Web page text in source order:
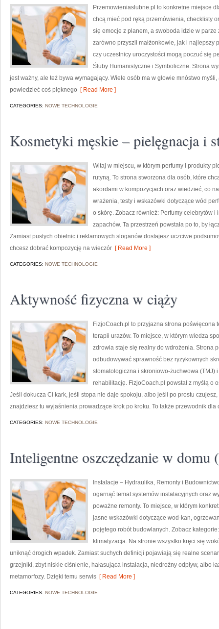
Przemowieniaslubne.pl to konkretne miejsce
chcą mieć pod ręką przemówienia, checklisty
się emocje z planem, a swoboda idzie w
zarówno przyszli małżonkowie, jak i najlepszy
czy uczestnicy uroczystości mogą poczuć się
Śluby Humanistyczne i Symboliczne. Strona
jest ważny, ale też bywa wymagający. Wiele osób ma w głowie mnóstwo
powiedzieć coś pięknego [ Read More ]
CATEGORIES: NOWE TECHNOLOGIE
Kosmetyki męskie – pielęgnacja i
Witaj w miejscu, w którym perfumy i produkty
rutyną. To strona stworzona dla osób, które
akordami w kompozycjach oraz wiedzieć, co
wrażenia, testy i wskazówki dotyczące wód
o skórę. Zobacz również: Perfumy celebrytów
zapachów. Ta przestrzeń powstała po to, by
Zamiast pustych obietnic i reklamowych sloganów dostajesz uczciwe
chcesz dobrać kompozycję na wieczór [ Read More ]
CATEGORIES: NOWE TECHNOLOGIE
Aktywność fizyczna w ciąży
FizjoCoach.pl to przyjazna strona
terapii urazów. To miejsce, w którym wiedza
zdrowia staje się realny do wdrożenia. Strona
odbudowywać sprawność bez ryzykownych
stomatologiczna i skroniowo-żuchwowa (TMJ)
rehabilitację. FizjoCoach.pl powstał z myślą o
Jeśli dokucza Ci kark, jeśli stopa nie daje spokoju, albo jeśli po prostu
znajdziesz tu wyjaśnienia prowadzące krok po kroku. To także przewodnik dla
CATEGORIES: NOWE TECHNOLOGIE
Inteligentne oszczędzanie w domu
Instalacje – Hydraulika, Remonty i
ogarnąć temat systemów instalacyjnych oraz
poważne remonty. To miejsce, w którym
jasne wskazówki dotyczące wod-kan,
pojętego robót budowlanych. Zobacz
klimatyzacja. Na stronie wszystko kręci się
uniknąć drogich wpadek. Zamiast suchych definicji pojawiają się realne
grzejniki, zbyt niskie ciśnienie, hałasująca instalacja, niedrożny odpływ, albo
metamorfozy. Dzięki temu serwis [ Read More ]
CATEGORIES: NOWE TECHNOLOGIE